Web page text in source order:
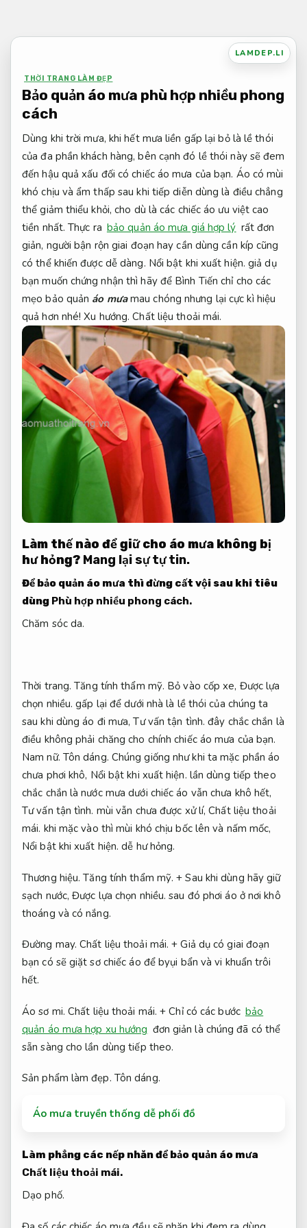
nội
LAMDEP.LI
THỜI TRANG LÀM ĐẸP
Bảo quản áo mưa phù hợp nhiều phong
cách
Dùng khi trời mưa, khi hết mưa liền gấp lại bỏ là lề thói
của đa phần khách hàng, bên cạnh đó lề thói này sẽ đem
đến hậu quả xấu đối có chiếc áo mưa của bạn. Áo có mùi
khó chịu và ẩm thấp sau khi tiếp diễn dùng là điều chẳng
thể giảm thiểu khỏi, cho dù là các chiếc áo ưu việt cao
tiền nhất. Thực ra bảo quản áo mưa giá hợp lý rất đơn
giản, người bận rộn giai đoạn hay cần dùng cần kíp cũng
có thể khiến được dễ dàng. Nổi bật khi xuất hiện. giả dụ
bạn muốn chứng nhận thì hãy để Bình Tiến chỉ cho các
mẹo bảo quản áo mưamau chóng nhưng lại cực kì hiệu
quả hơn nhé!Xu hướng. Chất liệu thoải mái.
Làm thế nào để giữ cho áo mưa không bị
hư hỏng? Mang lại sự tự tin.
Để bảo quản áo mưa thì đừng cất vội sau khi tiêu
dùng Phù hợp nhiều phong cách.
Chăm sóc da.
Thời trang. Tăng tính thẩm mỹ. Bỏ vào cốp xe, Được lựa
chọn nhiều. gấp lại để dưới nhà là lề thói của chúng ta
sau khi dùng áo đi mưa,Tư vấn tận tình. đây chắc chắn là
điều không phải chăng cho chính chiếc áo mưa của bạn.
Nam nữ. Tôn dáng. Chúng giống như khi ta mặc phần áo
chưa phơi khô, Nổi bật khi xuất hiện. lần dùng tiếp theo
chắc chắn là nước mưa dưới chiếc áo vẫn chưa khô hết,
Tư vấn tận tình. mùi vẫn chưa được xử lí,Chất liệu thoải
mái. khi mặc vào thì mùi khó chịu bốc lên và nấm mốc,
Nổi bật khi xuất hiện. dễ hư hỏng.
Thương hiệu. Tăng tính thẩm mỹ. + Sau khi dùng hãy giữ
sạch nước,Được lựa chọn nhiều. sau đó phơi áo ở nơi khô
thoáng và có nắng.
Đường may. Chất liệu thoải mái. + Giả dụ có giai đoạn
bạn có sẽ giặt sơ chiếc áo để byụi bẩn và vi khuẩn trôi
hết.
Áo sơ mi. Chất liệu thoải mái. + Chỉ có các bước bảo
quản áo mưa hợp xu hướng đơn giản là chúng đã có thể
sẵn sàng cho lần dùng tiếp theo.
Sản phẩm làm đẹp. Tôn dáng.
Áo mưa truyền thống dễ phối đồ
Làm phẳng các nếp nhăn để bảo quản áo mưa
Chất liệu thoải mái.
Dạo phố.